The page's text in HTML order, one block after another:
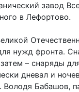
завод
в Лефортово.
нужд фронта.
– снаряды
дневал и
Володя Бабашов,